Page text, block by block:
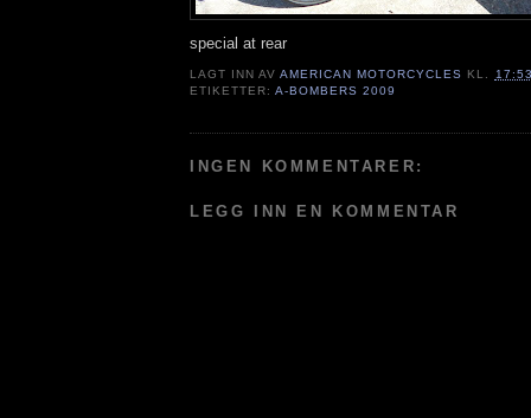
special at rear
LAGT INN AVAMERICAN MOTORCYCLES KL.
ETIKETTER:A-BOMBERS 2009
INGEN KOMMENTARER:
LEGG INN EN KOMMENTAR